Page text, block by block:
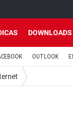
DOWNLOADS
OUTLOOK